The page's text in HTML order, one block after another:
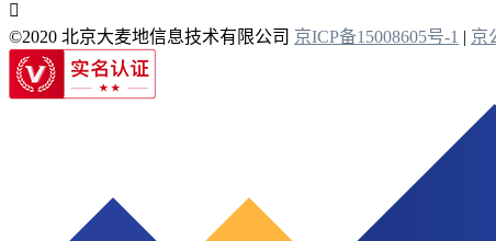

©2020 北京大麦地信息技术有限公司 京ICP备15008605号-1 | 京